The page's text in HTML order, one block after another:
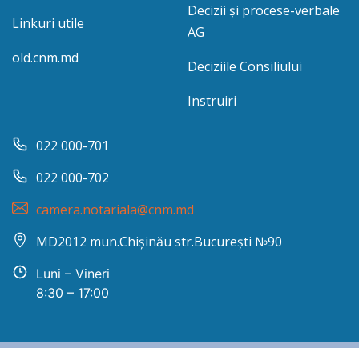
Linkuri utile
old.cnm.md
Decizii și procese-verbale
AG
Deciziile Consiliului
Instruiri
022 000-701
022 000-702
camera.notariala@cnm.md
MD2012 mun.Chișinău str.București №90
Luni – Vineri
8:30 – 17:00